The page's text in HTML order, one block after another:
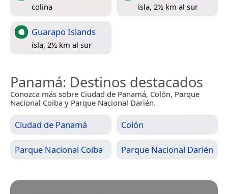
colina isla, 2½ km al sur
Guarapo Islands
isla, 2½ km al sur
Panamá: Destinos destacados
Conozca más sobre Ciudad de Panamá, Colón, Parque
Nacional Coiba y Parque Nacional Darién.
Ciudad de Panamá Colón
Parque Nacional Coiba Parque Nacional Darién